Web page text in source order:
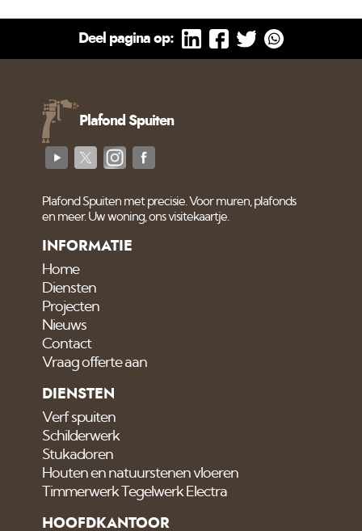
Deel pagina op:
Plafond Spuiten
Plafond Spuiten met precisie. Voor muren, plafonds
en meer. Uw woning, ons visitekaartje.
INFORMATIE
Home
Diensten
Projecten
Nieuws
Contact
Vraag offerte aan
DIENSTEN
Verf spuiten
Schilderwerk
Stukadoren
Houten en natuurstenen vloeren
Timmerwerk Tegelwerk Electra
HOOFDKANTOOR